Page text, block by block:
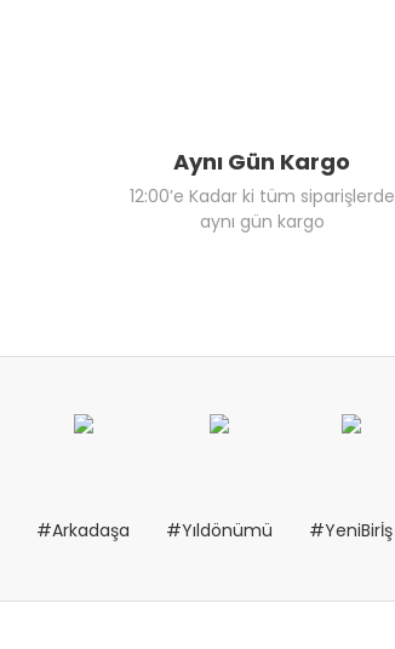
Aynı Gün Kargo
12:00’e Kadar ki tüm siparişlerde
aynı gün kargo
#Arkadaşa #Yıldönümü #YeniBirİş